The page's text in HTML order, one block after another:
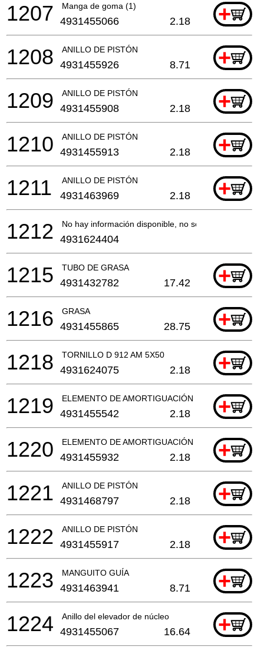
Manga de goma (1) +
1207 4931455066 2.18
ANILLO DE PISTÓN +
1208 4931455926 8.71
ANILLO DE PISTÓN +
1209 4931455908 2.18
ANILLO DE PISTÓN +
1210 4931455913 2.18
ANILLO DE PISTÓN +
1211 4931463969 2.18
No hay información disponible, no se puede pedir
1212 4931624404
TUBO DE GRASA +
1215 4931432782 17.42
GRASA +
1216 4931455865 28.75
TORNILLO D 912 AM 5X50 +
1218 4931624075 2.18
ELEMENTO DE AMORTIGUACIÓN +
1219 4931455542 2.18
ELEMENTO DE AMORTIGUACIÓN +
1220 4931455932 2.18
ANILLO DE PISTÓN +
1221 4931468797 2.18
ANILLO DE PISTÓN +
1222 4931455917 2.18
MANGUITO GUÍA +
1223 4931463941 8.71
Anillo del elevador de núcleo +
1224 4931455067 16.64